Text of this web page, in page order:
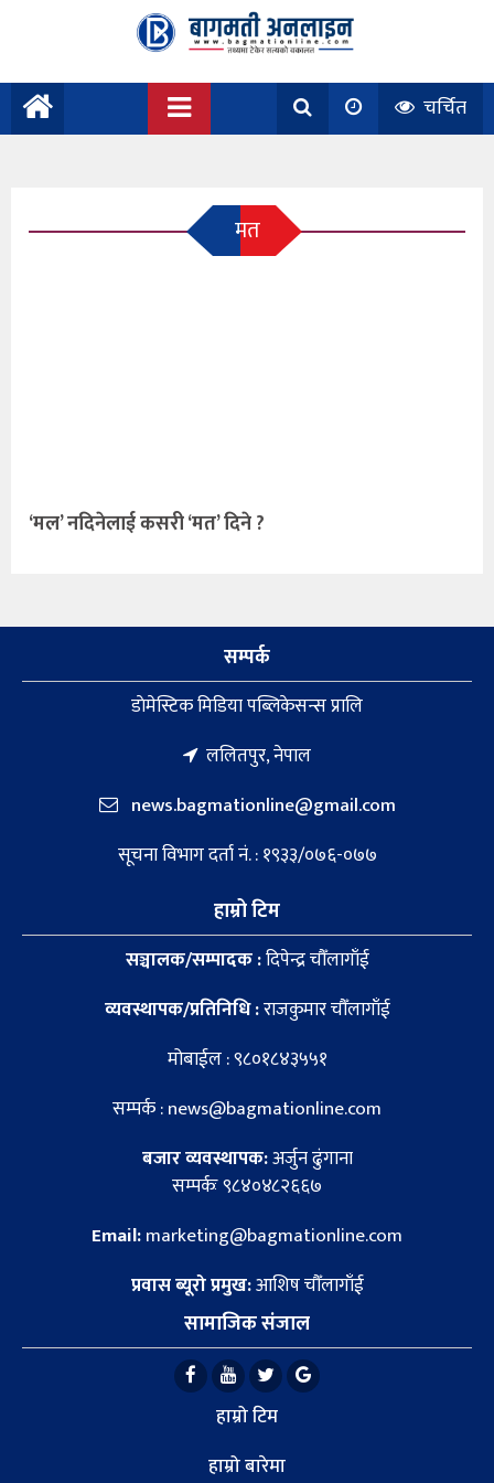
चर्चित
मत
‘मल’ नदिनेलाई कसरी ‘मत’ दिने ?
सम्पर्क
डाेमेस्टिक मिडिया पब्लिकेसन्स प्रालि
ललितपुर, नेपाल
news.bagmationline@gmail.com
सूचना विभाग दर्ता नं. : १९३३/०७६-०७७
हाम्रो टिम
सञ्चालक/सम्पादक :दिपेन्द्र चौँलागाँई
व्यवस्थापक/प्रतिनिधि :राजकुमार चौँलागाँई
मोबाईल : ९८०१८४३५५१
सम्पर्क : news@bagmationline.com
बजार व्यवस्थापक:अर्जुन ढुंगाना
सम्पर्कः ९८४०४८२६६७
Email:marketing@bagmationline.com
प्रवास ब्यूरो प्रमुख:आशिष चौँलागाँई
सामाजिक संजाल
हाम्रो टिम
हाम्रो बारेमा